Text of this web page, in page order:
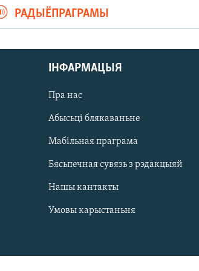
РАДЫЁПРАГРАМЫ
ІНФАРМАЦЫЯ
Пра нас
Абысьці блякаваньне
Мабільная праграма
Бясьпечная сувязь з рэдакцыяй
Нашы кантакты
Умовы карыстаньня